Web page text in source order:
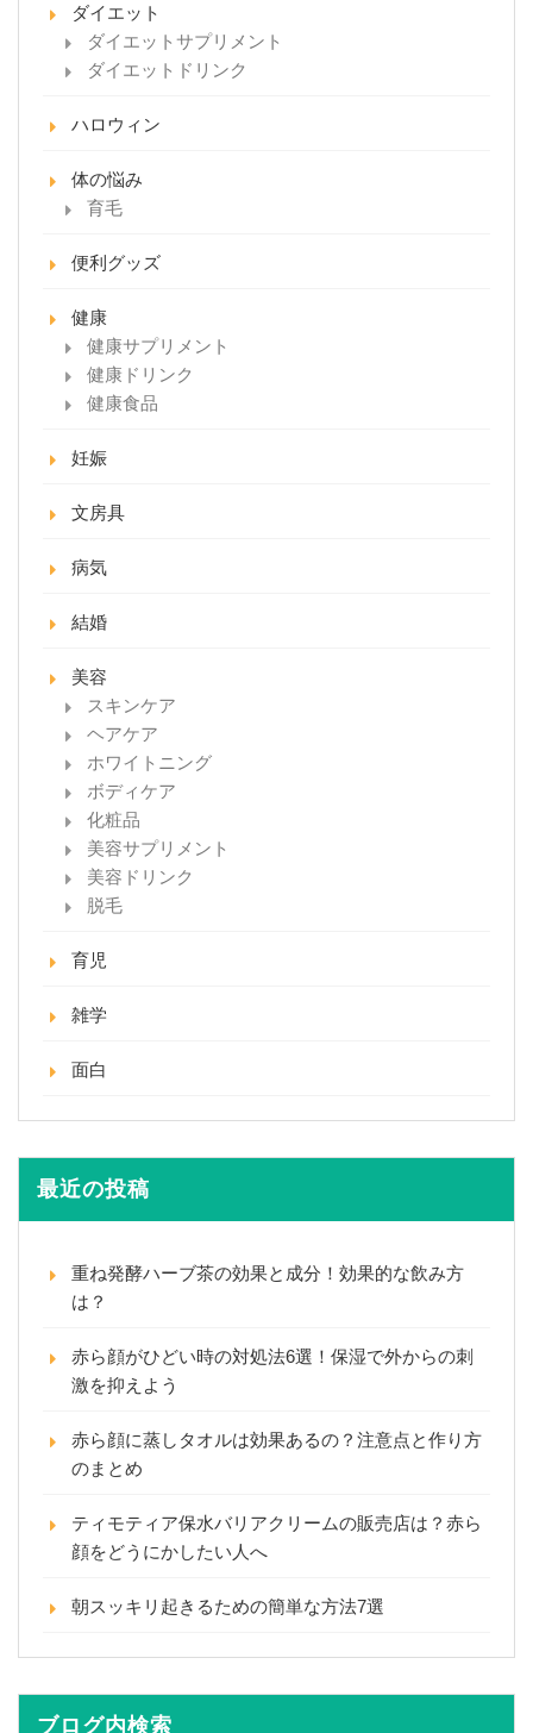
ダイエット
ダイエットサプリメント
ダイエットドリンク
ハロウィン
体の悩み
育毛
便利グッズ
健康
健康サプリメント
健康ドリンク
健康食品
妊娠
文房具
病気
結婚
美容
スキンケア
ヘアケア
ホワイトニング
ボディケア
化粧品
美容サプリメント
美容ドリンク
脱毛
育児
雑学
面白
最近の投稿
重ね発酵ハーブ茶の効果と成分！効果的な飲み方
は？
赤ら顔がひどい時の対処法6選！保湿で外からの刺
激を抑えよう
赤ら顔に蒸しタオルは効果あるの？注意点と作り方
のまとめ
ティモティア保水バリアクリームの販売店は？赤ら
顔をどうにかしたい人へ
朝スッキリ起きるための簡単な方法7選
ブログ内検索